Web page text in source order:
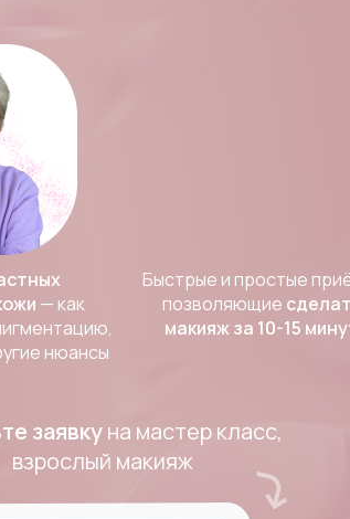
— как
нюансы
Быстрые и простые
позволяющие
макияж за 10-15
заявкуна мастер класс,
взрослый макияж